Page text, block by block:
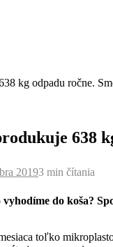
638
20193 min čítania
do koša?
toľko